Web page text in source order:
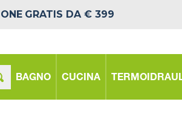
GRATIS DA € 399
BAGNO CUCINA